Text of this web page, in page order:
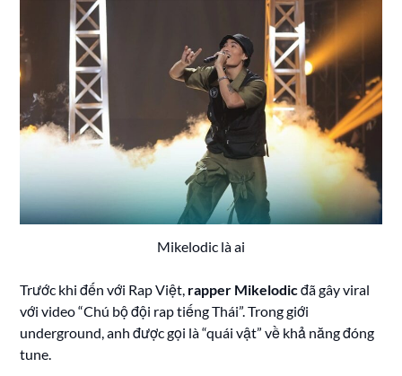
Mikelodic là ai
Trước khi đến với Rap Việt, rapper Mikelodicđã gây viral
với video “Chú bộ đội rap tiếng Thái”. Trong giới
underground, anh được gọi là “quái vật” về khả năng đóng
tune.